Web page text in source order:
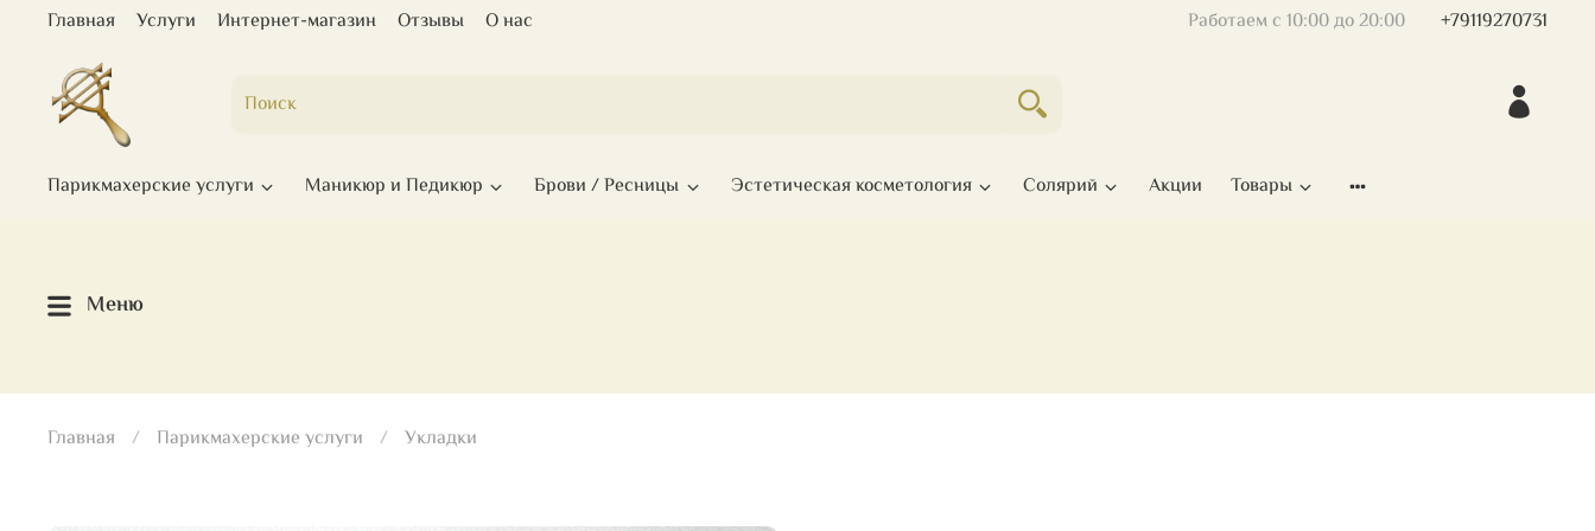
Главная Услуги Интернет-магазин Отзывы О нас Работаем с 10:00 до 20:00 +79119270731
Парикмахерские услуги Маникюр и Педикюр Брови / Ресницы Эстетическая косметология Солярий Акции Товары
Меню
Главная Парикмахерские услуги Укладки